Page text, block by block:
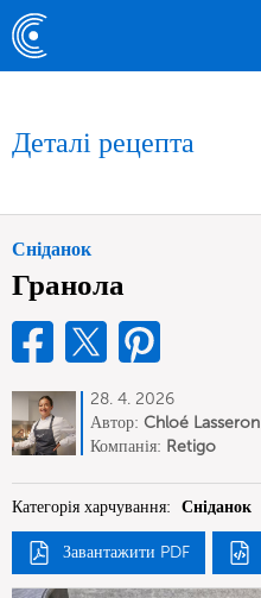
Деталі рецепта
Сніданок
Гранола
28. 4. 2026
Автор: Chloé Lasseron
Компанія: Retigo
Категорія харчування: Сніданок
Завантажити PDF